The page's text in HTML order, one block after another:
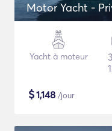
Motor Yacht -
Yacht à moteur
$1,148 /jour